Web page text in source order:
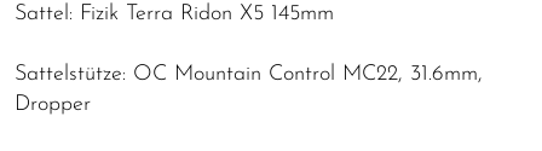
Sattel: Fizik Terra Ridon X5 145mm
Sattelstütze: OC Mountain Control MC22, 31.6mm,
Dropper